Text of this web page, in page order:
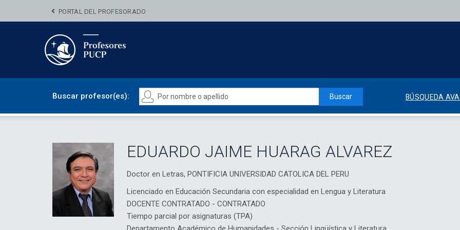
PORTAL DEL PROFESORADO
Buscar profesor(es): Buscar BÚSQUEDA
EDUARDO JAIME HUARAG ALVAREZ
Doctor en Letras, PONTIFICIA UNIVERSIDAD CATOLICA DEL PERU
Licenciado en Educación Secundaria con especialidad en Lengua y Literatura
DOCENTE CONTRATADO - CONTRATADO
Tiempo parcial por asignaturas (TPA)